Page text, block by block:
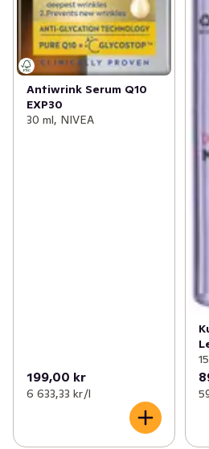
Antiwrink Serum Q10
EXP30
30 ml, NIVEA
199,00 kr
6 633,33 kr /l